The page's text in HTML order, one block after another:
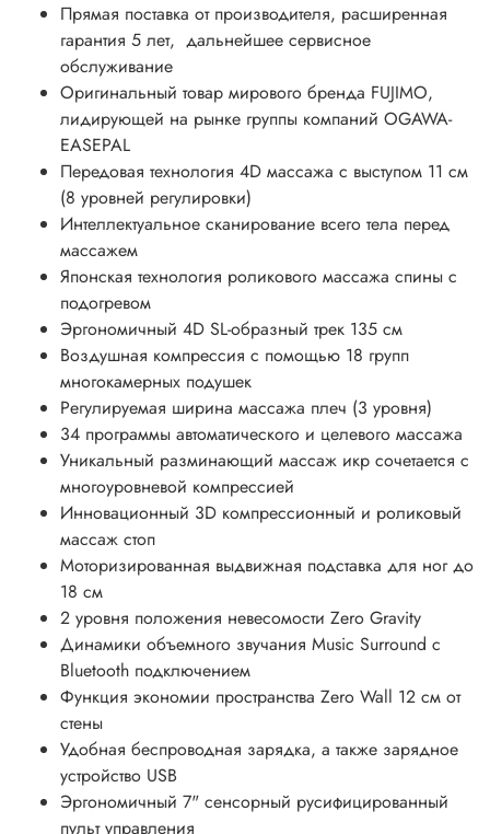
Прямая поставка от производителя, расширенная
гарантия 5 лет, дальнейшее сервисное
обслуживание
Оригинальный товар мирового бренда FUJIMO,
лидирующей на рынке группы компаний OGAWA-
EASEPAL
Передовая технология 4D массажа с выступом 11 см
(8 уровней регулировки)
Интеллектуальное сканирование всего тела перед
массажем
Японская технология роликового массажа спины с
подогревом
Эргономичный 4D SL-образный трек 135 см
Воздушная компрессия с помощью 18 групп
многокамерных подушек
Регулируемая ширина массажа плеч (3 уровня)
34 программы автоматического и целевого массажа
Уникальный разминающий массаж икр сочетается с
многоуровневой компрессией
Инновационный 3D компрессионный и роликовый
массаж стоп
Моторизированная выдвижная подставка для ног до
18 см
2 уровня положения невесомости Zero Gravity
Динамики объемного звучания Music Surround с
Bluetooth подключением
Функция экономии пространства Zero Wall 12 см от
стены
Удобная беспроводная зарядка, а также зарядное
устройство USB
Эргономичный 7" сенсорный русифицированный
пульт управления